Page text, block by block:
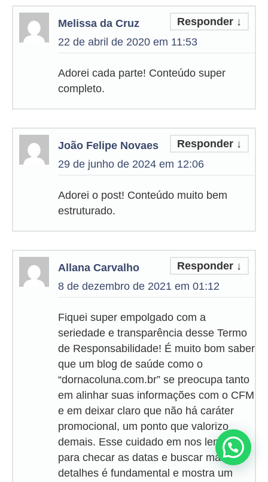
Melissa da Cruz
22 de abril de 2020 em 11:53
Responder ↓
Adorei cada parte! Conteúdo super
completo.
João Felipe Novaes
29 de junho de 2024 em 12:06
Responder ↓
Adorei o post! Conteúdo muito bem
estruturado.
Allana Carvalho
8 de dezembro de 2021 em 01:12
Responder ↓
Fiquei super empolgado com a
seriedade e transparência desse Termo
de Responsabilidade! É muito bom saber
que um blog de saúde como o
“dornacoluna.com.br” se preocupa tanto
em alinhar suas informações com o CFM
e em deixar claro que não há caráter
promocional, um ponto que valorizo
demais. Esse cuidado em nos lembrar
para checar as datas e buscar mais
detalhes é fundamental e mostra um
Precisa de ajuda?